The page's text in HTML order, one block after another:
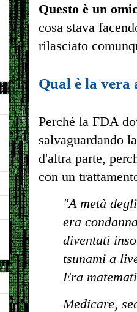
Questo è un
cosa stava
rilasciato
Qual è la vera
Perché la FDA
salvaguardando
d'altra parte,
con un
"A metà
era
diventati
tsunami a
Era
Medicare,